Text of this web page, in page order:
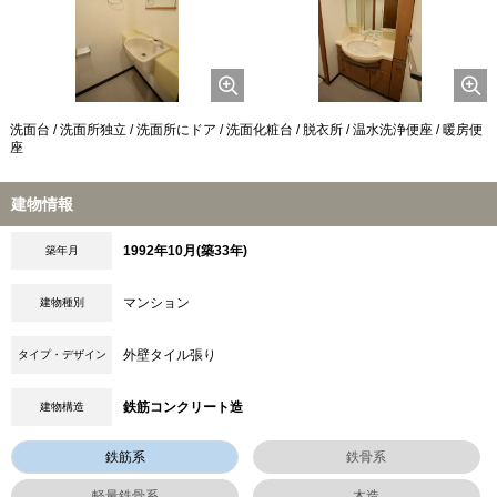
洗面台 / 洗面所独立 / 洗面所にドア / 洗面化粧台 / 脱衣所 / 温水洗浄便座 / 暖房便
座
建物情報
築年月 1992年10月(築33年)
建物種別 マンション
タイプ・デザイン 外壁タイル張り
建物構造 鉄筋コンクリート造
鉄筋系 鉄骨系